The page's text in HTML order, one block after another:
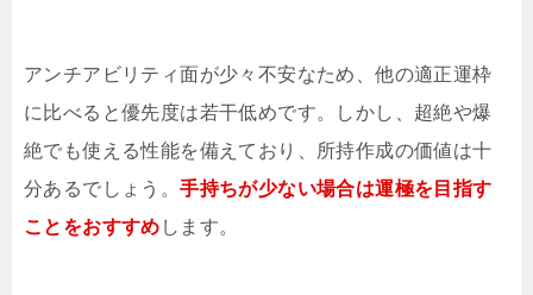
アンチアビリティ面が少々不安なため、他の適正運枠
に比べると優先度は若干低めです。しかし、超絶や爆
絶でも使える性能を備えており、所持作成の価値は十
分あるでしょう。手持ちが少ない場合は運極を目指す
ことをおすすめ します。